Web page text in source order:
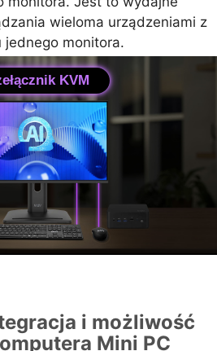
wieloma urządzeniami z
jednego monitora.
KVM
i możliwość
Mini PC